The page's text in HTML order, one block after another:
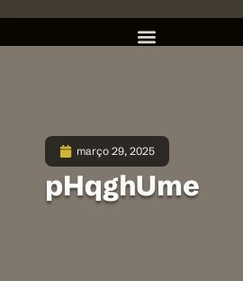
março 29, 2025
pHqghUme